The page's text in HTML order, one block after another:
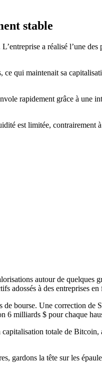
stable
a réalisé l’une
qui maintenait sa
rapidement grâce à une
est limitée, contrairement
autour de quelques
adossés à des entreprises
bourse. Une correction de
6 milliards $ pour chaque
capitalisation totale de
gardons la tête sur les